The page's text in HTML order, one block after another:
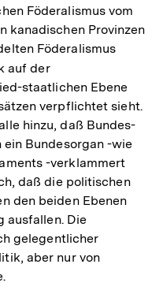
Föderalismus vom
kanadischen Provinzen
Föderalismus
auf der
staatlichen Ebene
verpflichtet sieht.
hinzu, daß Bundes-
Bundesorgan -wie
-verklammert
daß die politischen
den beiden Ebenen
ausfallen. Die
gelegentlicher
aber nur von